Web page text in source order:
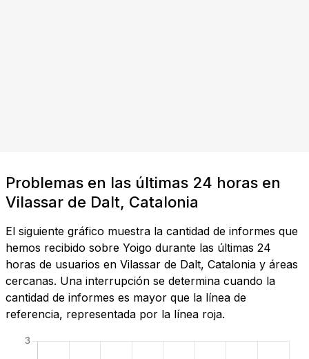
Problemas en las últimas 24 horas en
Vilassar de Dalt, Catalonia
El siguiente gráfico muestra la cantidad de informes que
hemos recibido sobre Yoigo durante las últimas 24
horas de usuarios en Vilassar de Dalt, Catalonia y áreas
cercanas. Una interrupción se determina cuando la
cantidad de informes es mayor que la línea de
referencia, representada por la línea roja.